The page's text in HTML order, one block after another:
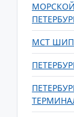
МСТ